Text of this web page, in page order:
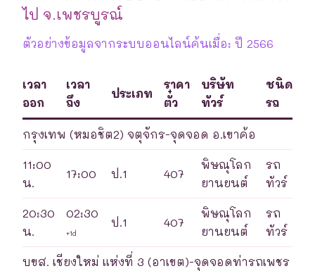
ไป จ.เพชรบูรณ์
ตัวอย่างข้อมูลจากระบบออนไลน์ค้นเมื่อ: ปี 2566
เวลา
ออก
เวลา
ถึง
ประเภท
ราคา
ตั๋ว
บริษัท
ทัวร์
ชนิด
รถ
กรุงเทพ (หมอชิต2) จตุจักร-จุดจอด อ.เขาค้อ
11:00
น.
17:00 ป.1 407
พิษณุโลก
ยานยนต์
รถ
ทัวร์
20:30
น.
02:30
+1d
ป.1 407
พิษณุโลก
ยานยนต์
รถ
ทัวร์
บขส. เชียงใหม่ แห่งที่ 3 (อาเขต)-จุดจอดท่ารถเพชร